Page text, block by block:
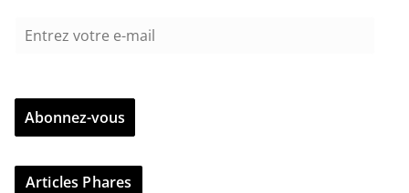
r
z
v
Abonnez-vous
Articles Phares